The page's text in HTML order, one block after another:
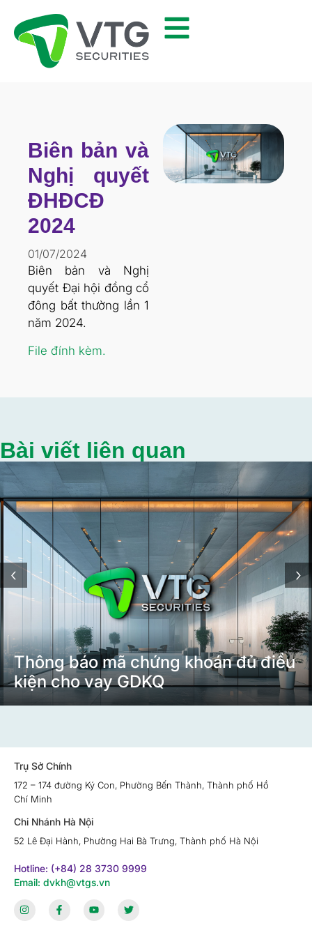
Biên bản và
Nghị quyết
ĐHĐCĐ
2024
01/07/2024
Biên bản và Nghị
quyết Đại hội đồng cổ
đông bất thường lần 1
năm 2024.
File đính kèm.
Bài viết liên quan
Thông báo mã chứng khoán đủ điều
kiện cho vay GDKQ
‹ ›
Trụ Sở Chính
172 – 174 đường Ký Con, Phường Bến Thành, Thành phố Hồ
Chí Minh
Chi Nhánh Hà Nội
52 Lê Đại Hành, Phường Hai Bà Trưng, Thành phố Hà Nội
Hotline: (+84) 28 3730 9999
Email: dvkh@vtgs.vn